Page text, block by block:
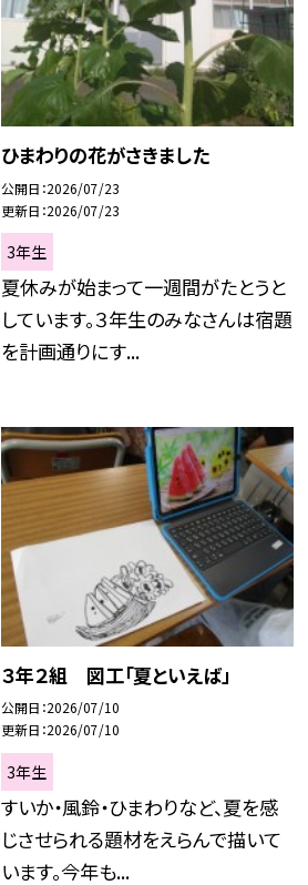
ひまわりの花がさきました
公開日 2026/07/23
更新日 2026/07/23
3年生
夏休みが始まって一週間がたとうと
しています。３年生のみなさんは宿題
を計画通りにす...
３年２組 図工「夏といえば」
公開日 2026/07/10
更新日 2026/07/10
3年生
すいか・風鈴・ひまわりなど、夏を感
じさせられる題材をえらんで描いて
います。今年も...